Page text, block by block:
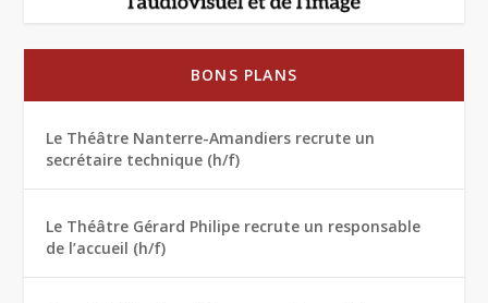
BONS PLANS
Le Théâtre Nanterre-Amandiers recrute un
secrétaire technique (h/f)
Le Théâtre Gérard Philipe recrute un responsable
de l’accueil (h/f)